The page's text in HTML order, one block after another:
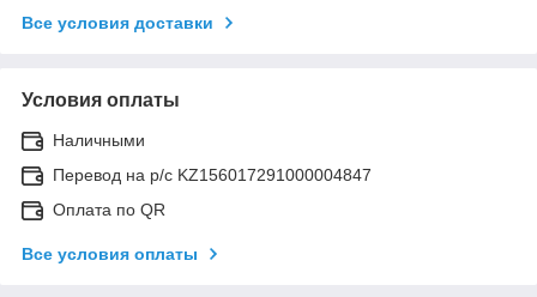
Все условия доставки
Условия оплаты
Наличными
Перевод на р/с KZ156017291000004847
Оплата по QR
Все условия оплаты